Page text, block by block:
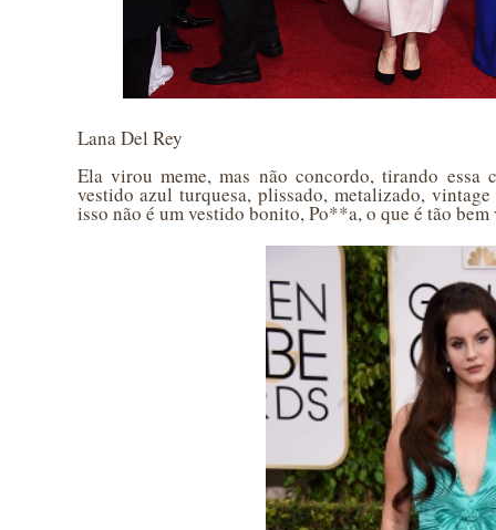
Lana Del Rey
Ela virou meme, mas não concordo, tirando essa
vestido azul turquesa, plissado, metalizado,
isso não é um vestido bonito, Po**a, o que é tão bem